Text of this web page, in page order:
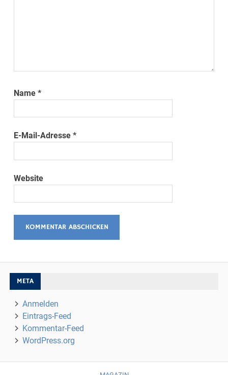
Name*
E-Mail-Adresse*
Website
META
Anmelden
Eintrags-Feed
Kommentar-Feed
WordPress.org